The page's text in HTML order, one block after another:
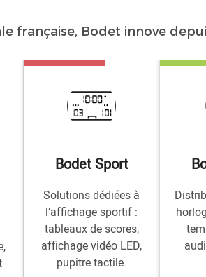
française, Bodet innove
Bodet Sport
Solutions dédiées à
l’affichage sportif :
tableaux de scores,
affichage vidéo LED,
pupitre tactile.